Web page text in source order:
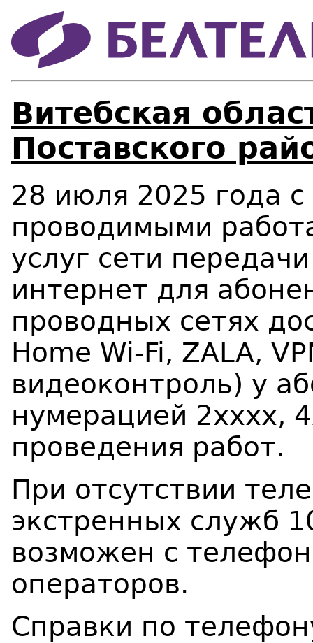
Витебская
Поставского
28 июля 2025 года
проводимыми
услуг сети
интернет для
проводных сетях
Home Wi-Fi, ZALA,
видеоконтроль) у
нумерацией 2хххх,
проведения работ.
При отсутствии
экстренных служб
возможен с
операторов.
Справки по